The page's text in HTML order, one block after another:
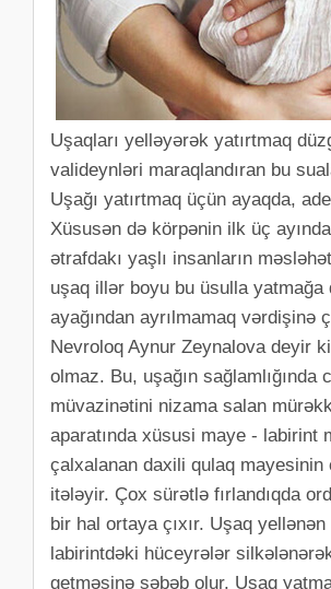
Uşaqları yelləyərək yatırtmaq
valideynləri maraqlandıran bu
Uşağı yatırtmaq üçün ayaqda,
Xüsusən də körpənin ilk üç
ətrafdakı yaşlı insanların
uşaq illər boyu bu üsulla
ayağından ayrılmamaq vərdişinə
Nevroloq Aynur Zeynalova deyir
olmaz. Bu, uşağın
müvazinətini nizama salan
aparatında xüsusi maye - labirint
çalxalanan daxili qulaq mayesinin
itələyir. Çox sürətlə fırlandıqda
bir hal ortaya çıxır. Uşaq
labirintdəki hüceyrələr
getməsinə səbəb olur. Uşaq